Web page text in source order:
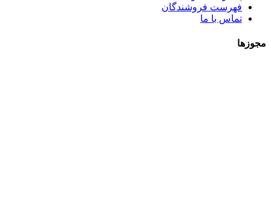
فهرست فروشندگان
تماس با ما
مجوزها